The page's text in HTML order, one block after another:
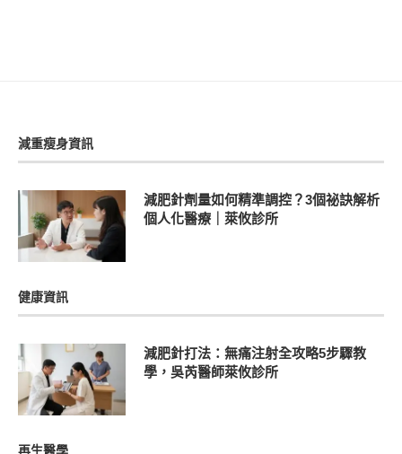
減重瘦身資訊
減肥針劑量如何精準調控？3個祕訣解析
個人化醫療｜萊攸診所
健康資訊
減肥針打法：無痛注射全攻略5步驟教
學，吳芮醫師萊攸診所
再生醫學